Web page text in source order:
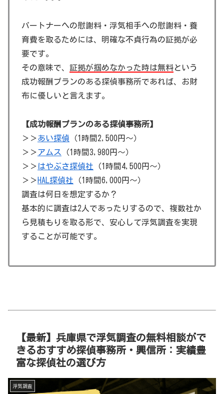
パートナーへの慰謝料・浮気相手への慰謝料・養
育費を取るためには、明確な不貞行為の証拠が必
要です。
その意味で、 証拠が掴めなかった時は無料という
成功報酬プランのある探偵事務所であれば、お財
布に優しいと言えます。
【成功報酬プランのある探偵事務所】
＞＞あい探偵 （1時間2,500円～）
＞＞アムス
（1時間3,980円～）
＞＞ はやぶさ探偵社 （1時間4,500円～）
＞＞ HAL探偵社 （1時間6,000円～）
調査は何日を想定するか？
基本的に調査は2人であったりするので、複数社か
ら見積もりを取る形で、安心して浮気調査を実現
することが可能です。
【最新】兵庫県で浮気調査の無料相談がで
きるおすすめ探偵事務所・興信所：実績豊
富な探偵社の選び方
浮気調査